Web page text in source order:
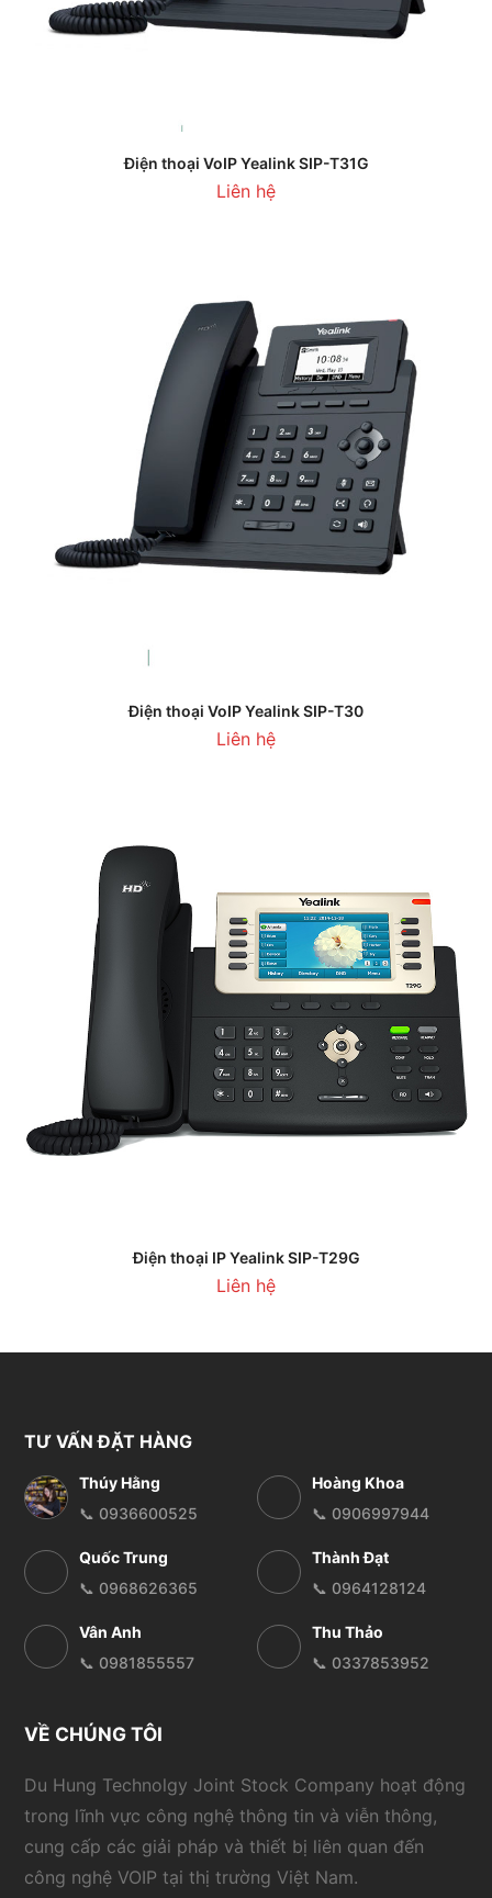
Điện thoại VoIP Yealink SIP-T31G
Liên hệ
Điện thoại VoIP Yealink SIP-T30
Liên hệ
Điện thoại IP Yealink SIP-T29G
Liên hệ
TƯ VẤN ĐẶT HÀNG
Thúy Hằng
📞 0936600525
Hoàng Khoa
📞 0906997944
Quốc Trung
📞 0968626365
Thành Đạt
📞 0964128124
Vân Anh
📞 0981855557
Thu Thảo
📞 0337853952
VỀ CHÚNG TÔI
Du Hung Technolgy Joint Stock Company hoạt động
trong lĩnh vực công nghệ thông tin và viễn thông,
cung cấp các giải pháp và thiết bị liên quan đến
công nghệ VOIP tại thị trường Việt Nam.